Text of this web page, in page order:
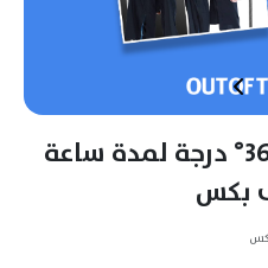
كشك تصوير بزاوية 360° درجة لمدة ساعة
بكس